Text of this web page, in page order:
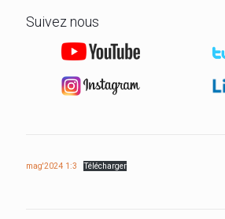
Suivez nous
mag'2024 1:3 Télécharger